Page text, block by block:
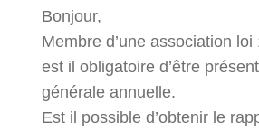
Bonjour,
Membre d’une association
est il obligatoire d’être
générale annuelle.
Est il possible d’obtenir le